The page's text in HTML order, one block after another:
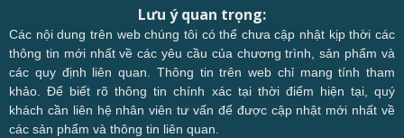
Lưu ý quan trọng:
Các nội dung trên web chúng tôi có thể chưa cập nhật kịp thời các
thông tin mới nhất về các yêu cầu của chương trình, sản phẩm và
các quy định liên quan. Thông tin trên web chỉ mang tính tham
khảo. Để biết rõ thông tin chính xác tại thời điểm hiện tại, quý
khách cần liên hệ nhân viên tư vấn để được cập nhật mới nhất về
các sản phẩm và thông tin liên quan.